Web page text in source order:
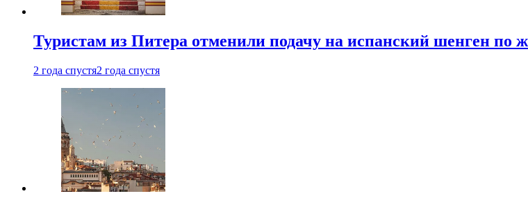
Туристам из Питера отменили подачу на испанский шенген по
2 года спустя2 года спустя